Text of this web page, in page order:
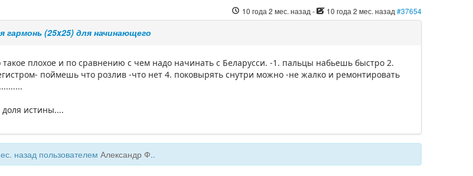
10 года 2 мес. назад - 10 года 2 мес. назад #37654
гармонь (25x25) для начинающего
плохое и по сравнению с чем надо начинать с Беларусси. -1. пальцы набьешь быстро 2.
поймешь что розлив -что нет 4. поковырять снутри можно -не жалко и ремонтировать
истины....
назад пользователемАлександр Ф..